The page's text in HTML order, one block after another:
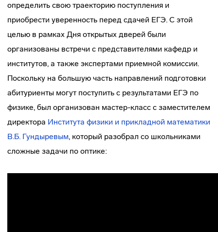
определить свою траекторию поступления и
приобрести уверенность перед сдачей ЕГЭ. С этой
целью в рамках Дня открытых дверей были
организованы встречи с представителями кафедр и
институтов, а также экспертами приемной комиссии.
Поскольку на большую часть направлений подготовки
абитуриенты могут поступить с результатами ЕГЭ по
физике, был организован мастер-класс с заместителем
директора Института физики и прикладной математики
В.Б. Гундыревым, который разобрал со школьниками
сложные задачи по оптике: